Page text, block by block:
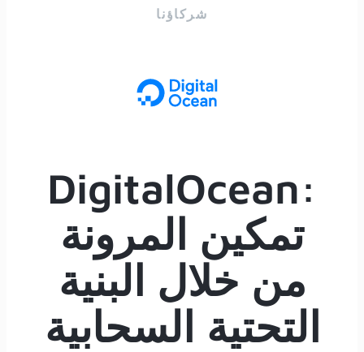
شركاؤنا
DigitalOcean:
تمكين المرونة
من خلال البنية
التحتية السحابية